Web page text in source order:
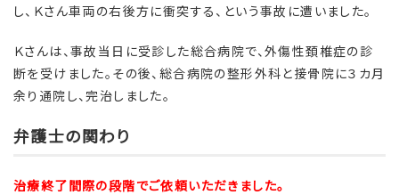
し、Ｋさん車両の右後方に衝突する、という事故に遭いました。
Ｋさんは、事故当日に受診した総合病院で、外傷性頚椎症の診
断を受けました。その後、総合病院の整形外科と接骨院に３カ月
余り通院し、完治しました。
弁護士の関わり
治療終了間際の段階でご依頼いただきました。